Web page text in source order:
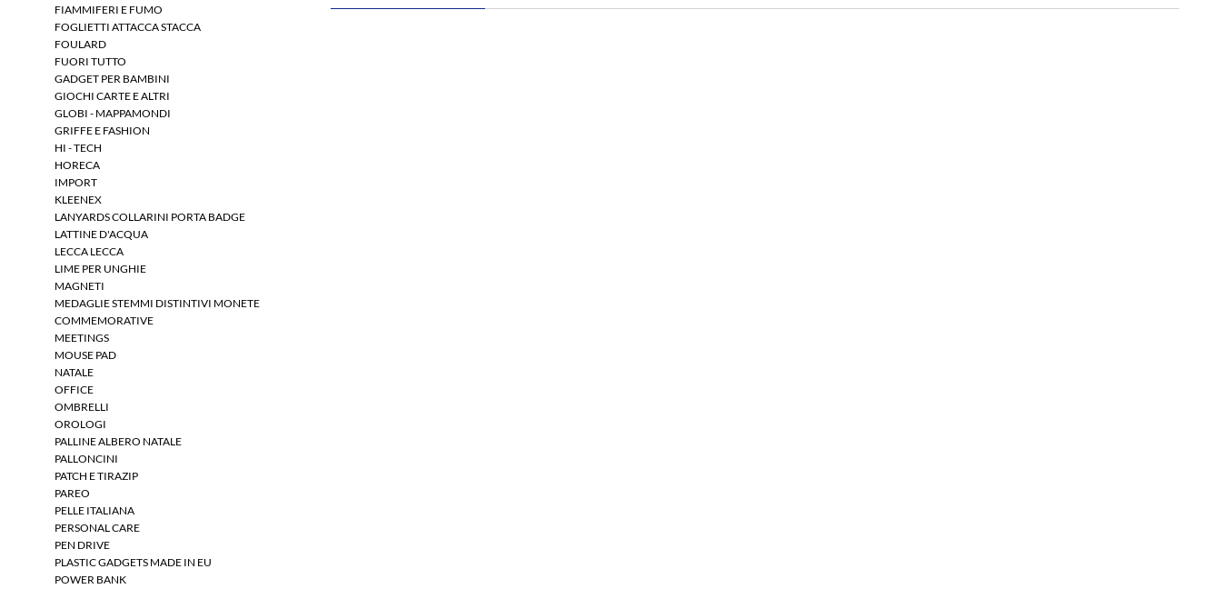
FIAMMIFERI E FUMO
FOGLIETTI ATTACCA STACCA
FOULARD
FUORI TUTTO
GADGET PER BAMBINI
GIOCHI CARTE E ALTRI
GLOBI - MAPPAMONDI
GRIFFE E FASHION
HI - TECH
HORECA
IMPORT
KLEENEX
LANYARDS COLLARINI PORTA BADGE
LATTINE D'ACQUA
LECCA LECCA
LIME PER UNGHIE
MAGNETI
MEDAGLIE STEMMI DISTINTIVI MONETE
COMMEMORATIVE
MEETINGS
MOUSE PAD
NATALE
OFFICE
OMBRELLI
OROLOGI
PALLINE ALBERO NATALE
PALLONCINI
PATCH E TIRAZIP
PAREO
PELLE ITALIANA
PERSONAL CARE
PEN DRIVE
PLASTIC GADGETS MADE IN EU
POWER BANK